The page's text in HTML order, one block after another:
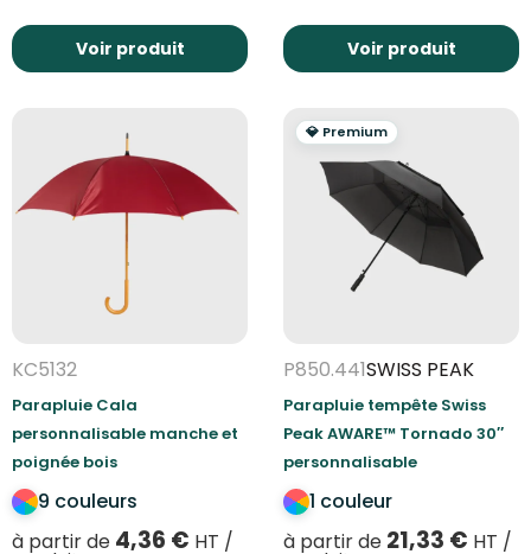
Voir produit Voir produit
KC5132
Parapluie Cala
personnalisable manche et
poignée bois
9 couleurs
à partir de 4,36 € HT /
💎 Premium
P850.441SWISS PEAK
Parapluie tempête Swiss
Peak AWARE™ Tornado 30″
personnalisable
1 couleur
à partir de 21,33 € HT /